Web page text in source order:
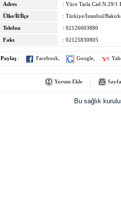
Adres
: Yüce Tarla Cad.N.29/1
Ülke/İl/İlçe
: Türkiye/İstanbul/
Telefon
: 02126603880
Faks
: 02125830805
Paylaş : Facebook Google
Yorum Ekle
Bu sağlık